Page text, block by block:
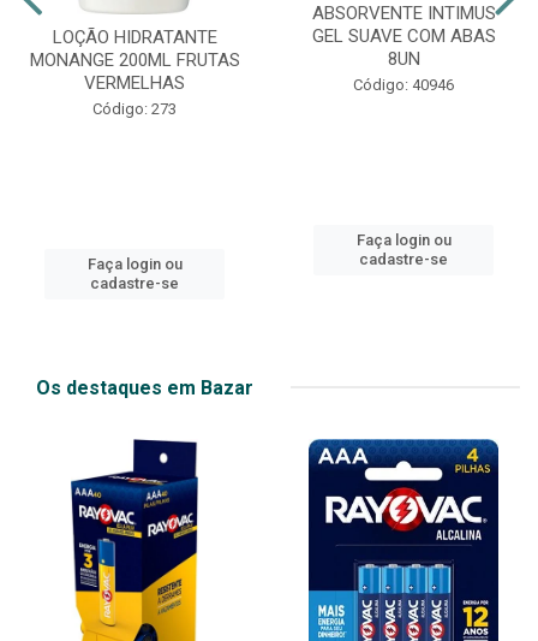
LOÇÃO HIDRATANTE
MONANGE 200ML FRUTAS
VERMELHAS
Código: 273
Faça login ou
cadastre-se
ABSORVENTE INTIMUS
GEL SUAVE COM ABAS
8UN
Código: 40946
Faça login ou
cadastre-se
Os destaques em Bazar